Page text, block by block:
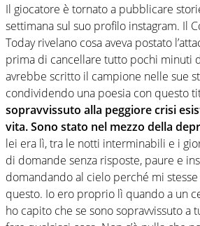
Il giocatore è tornato a pubblicare
settimana sul suo profilo instagram. Il
Today rivelano cosa aveva postato
prima di cancellare tutto pochi minuti
avrebbe scritto il campione nelle sue
condividendo una poesia con questo
sopravvissuto alla peggiore crisi
vita. Sono stato nel mezzo della
lei era lì, tra le notti interminabili e i
di domande senza risposte, paure e
domandando al cielo perché mi
questo. Io ero proprio lì quando a un
ho capito che se sono sopravvissuto a